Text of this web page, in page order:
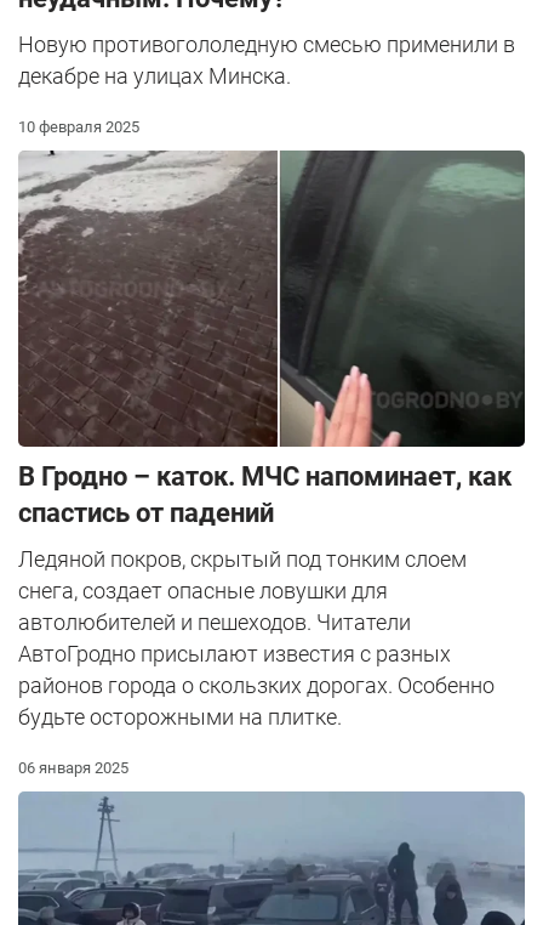
Новую противогололедную смесью применили в
декабре на улицах Минска.
10 февраля 2025
В Гродно – каток. МЧС напоминает, как
спастись от падений
Ледяной покров, скрытый под тонким слоем
снега, создает опасные ловушки для
автолюбителей и пешеходов. Читатели
АвтоГродно присылают известия с разных
районов города о скользких дорогах. Особенно
будьте осторожными на плитке.
06 января 2025